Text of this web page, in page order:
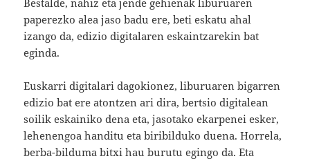
Bestalde, nahiz eta jende gehienak liburuaren
paperezko alea jaso badu ere, beti eskatu ahal
izango da, edizio digitalaren eskaintzarekin bat
eginda.
Euskarri digitalari dagokionez, liburuaren bigarren
edizio bat ere atontzen ari dira, bertsio digitalean
soilik eskainiko dena eta, jasotako ekarpenei esker,
lehenengoa handitu eta biribilduko duena. Horrela,
berba-bilduma bitxi hau burutu egingo da. Eta